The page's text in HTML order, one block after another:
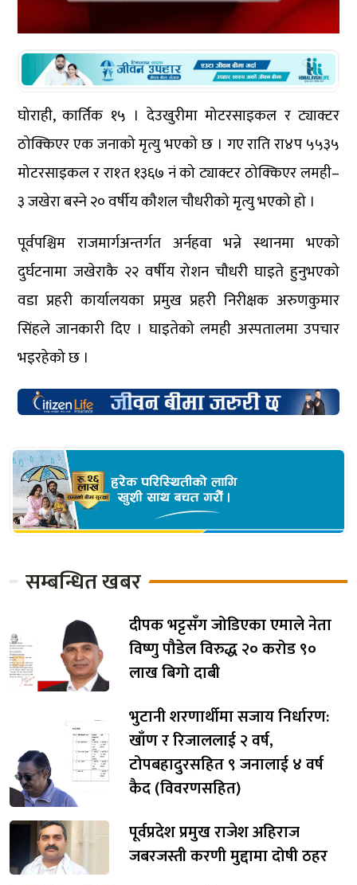
घोराही, कार्तिक १५ । देउखुरीमा मोटरसाइकल र ट्याक्टर
ठोक्किएर एक जनाको मृत्यु भएको छ । गए राति रा४प ५५३५
मोटरसाइकल र रा१त १३६७ नं को ट्याक्टर ठोक्किएर लमही–
३ जखेरा बस्ने २० वर्षीय कौशल चौधरीको मृत्यु भएको हो ।
पूर्वपश्चिम राजमार्गअन्तर्गत अर्नहवा भन्ने स्थानमा भएको
दुर्घटनामा जखेराकै २२ वर्षीय रोशन चौधरी घाइते हुनुभएको
वडा प्रहरी कार्यालयका प्रमुख प्रहरी निरीक्षक अरुणकुमार
सिंहले जानकारी दिए । घाइतेको लमही अस्पतालमा उपचार
भइरहेको छ ।
सम्बन्धित खबर
दीपक भट्टसँग जोडिएका एमाले नेता
विष्णु पौडेल विरुद्ध २० करोड ९०
लाख बिगो दाबी
भुटानी शरणार्थीमा सजाय निर्धारण:
खाँण र रिजाललाई २ वर्ष,
टोपबहादुरसहित ९ जनालाई ४ वर्ष
कैद (विवरणसहित)
पूर्वप्रदेश प्रमुख राजेश अहिराज
जबरजस्ती करणी मुद्दामा दोषी ठहर